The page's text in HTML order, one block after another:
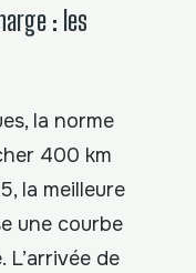
: les
la norme
400 km
la meilleure
une courbe
de